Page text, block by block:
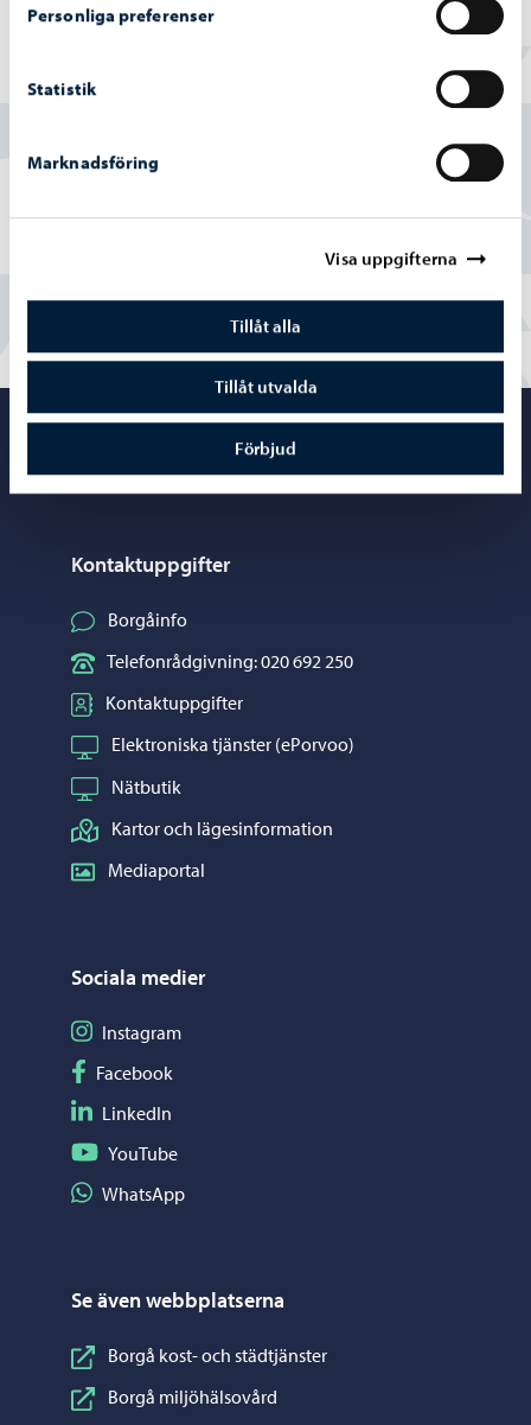
Personliga preferenser
Statistik
Marknadsföring
Visa uppgifterna
Tillåt alla
Tillåt utvalda
Förbjud
Hittade du vad du sökte?
Kontaktuppgifter
Borgåinfo
Telefonrådgivning: 020 692 250
Kontaktuppgifter
Elektroniska tjänster (ePorvoo)
Nätbutik
Kartor och lägesinformation
Mediaportal
Sociala medier
Följ på Instagram
Instagram
Följ på Facebook
Facebook
Följ på LinkedIn
LinkedIn
Följ på YouTube
YouTube
Dela på WhatsApp
WhatsApp
Se även webbplatserna
Borgå kost- och städtjänster
Borgå miljöhälsovård